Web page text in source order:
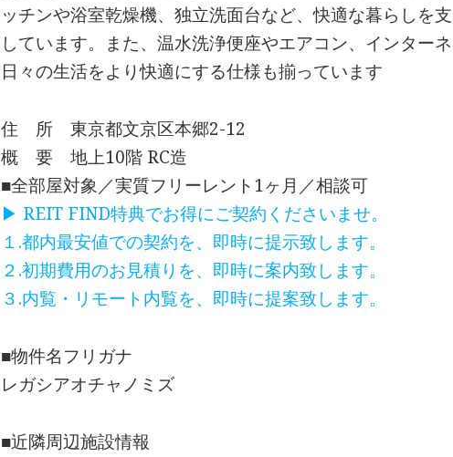
ッチンや浴室乾燥機、独立洗面台など、快適な暮らしを
しています。また、温水洗浄便座やエアコン、インターネ
日々の生活をより快適にする仕様も揃っています
住 所 東京都文京区本郷2-12
概 要 地上10階 RC造
■全部屋対象／実質フリーレント1ヶ月／相談可
▶ REIT FIND特典でお得にご契約くださいませ。
１.都内最安値での契約を、即時に提示致します。
２.初期費用のお見積りを、即時に案内致します。
３.内覧・リモート内覧を、即時に提案致します。
■物件名フリガナ
レガシアオチャノミズ
■近隣周辺施設情報